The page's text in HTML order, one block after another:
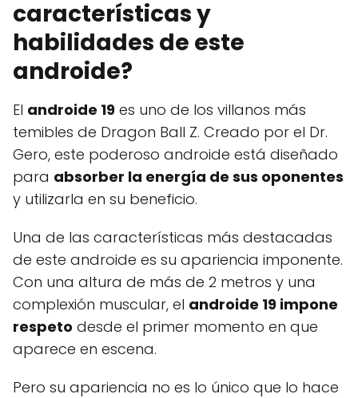
características y
habilidades de este
androide?
El androide 19 es uno de los villanos más
temibles de Dragon Ball Z. Creado por el Dr.
Gero, este poderoso androide está diseñado
para absorber la energía de sus oponentes
y utilizarla en su beneficio.
Una de las características más destacadas
de este androide es su apariencia imponente.
Con una altura de más de 2 metros y una
complexión muscular, el androide 19 impone
respeto desde el primer momento en que
aparece en escena.
Pero su apariencia no es lo único que lo hace